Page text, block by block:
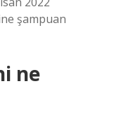
şampuan
ne